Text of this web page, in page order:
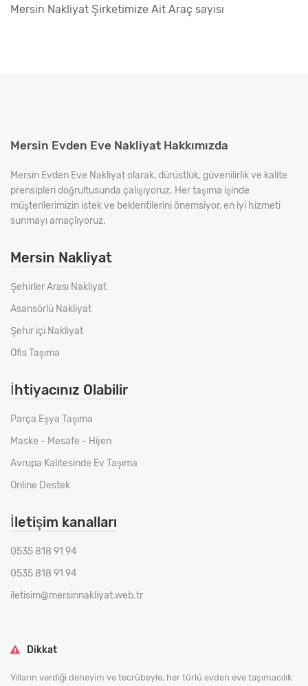
Mersin Nakliyat Şirketimize Ait Araç sayısı
Mersin Evden Eve Nakliyat Hakkımızda
Mersin Evden Eve Nakliyat olarak, dürüstlük, güvenilirlik ve kalite
prensipleri doğrultusunda çalışıyoruz. Her taşıma işinde
müşterilerimizin istek ve beklentilerini önemsiyor, en iyi hizmeti
sunmayı amaçlıyoruz.
Mersin Nakliyat
Şehirler Arası Nakliyat
Asansörlü Nakliyat
Şehir içi Nakliyat
Ofis Taşıma
İhtiyacınız Olabilir
Parça Eşya Taşıma
Maske - Mesafe - Hijen
Avrupa Kalitesinde Ev Taşıma
Online Destek
İletişim kanalları
0535 818 91 94
0535 818 91 94
iletisim@mersinnakliyat.web.tr
Dikkat
Yılların verdiği deneyim ve tecrübeyle, her türlü evden eve taşımacılık